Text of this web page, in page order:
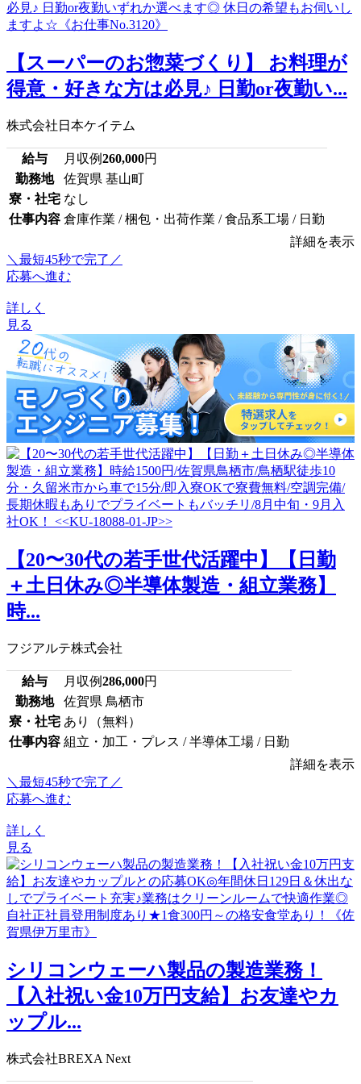
【スーパーのお惣菜づくり】 お料理が
得意・好きな方は必見♪ 日勤or夜勤い...
株式会社日本ケイテム
給与 月収例260,000円
勤務地
佐賀県 基山町
寮・社宅 なし
仕事内容 倉庫作業 / 梱包・出荷作業 / 食品系工場 / 日勤
詳細を表示
＼最短45秒で完了／
応募へ進む
詳しく
見る
【20〜30代の若手世代活躍中】【日勤
＋土日休み◎半導体製造・組立業務】
時...
フジアルテ株式会社
給与 月収例286,000円
勤務地
佐賀県 鳥栖市
寮・社宅 あり（無料）
仕事内容 組立・加工・プレス / 半導体工場 / 日勤
詳細を表示
＼最短45秒で完了／
応募へ進む
詳しく
見る
シリコンウェーハ製品の製造業務！
【入社祝い金10万円支給】お友達やカ
ップル...
株式会社BREXA Next